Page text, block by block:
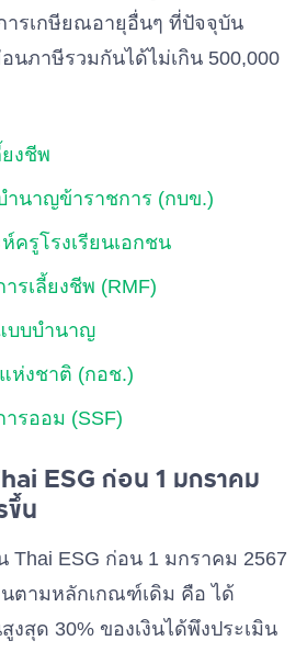
ารเกษียณอายุอื่นๆ ที่ปัจจุบัน
นภาษีรวมกันได้ไม่เกิน 500,000
งชีพ
ำนาญข้าราชการ (กบข.)
ครูโรงเรียนเอกชน
รเลี้ยงชีพ (RMF)
บบบำนาญ
ห่งชาติ (กอช.)
รออม (SSF)
ESG ก่อน 1 มกราคม
ขึ้น
ESG ก่อน 1 มกราคม 2567
ตามหลักเกณฑ์เดิม คือ ได้
สุด 30% ของเงินได้พึงประเมิน